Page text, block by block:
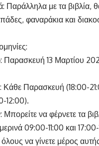
με τα βιβλία,
φαναράκια και
Παρασκευή 13 Μαρτίου
Κάθε Παρασκευή (18:00-
12:00).
να φέρνετε τα
09:00-11:00 και
να γίνετε μέρος